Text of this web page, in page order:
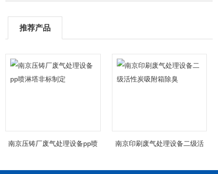
推荐产品
南京压铸厂废气处理设备pp喷
南京印刷废气处理设备二级活